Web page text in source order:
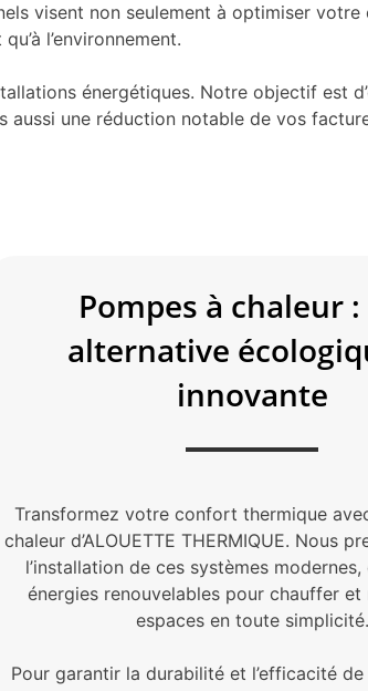
visent non seulement à optimiser votre
l’environnement.
énergétiques. Notre objectif est
une réduction notable de vos
Pompes à chaleur
alternative
innovante
Transformez votre confort thermique
chaleur d’ALOUETTE THERMIQUE. Nous
l’installation de ces systèmes
énergies renouvelables pour chauffer
espaces en toute simplicité.
Pour garantir la durabilité et l’efficacité